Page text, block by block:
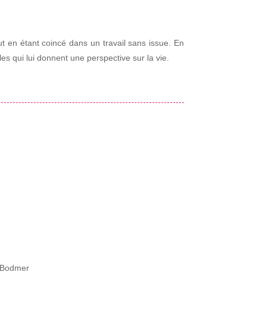
en étant coincé dans un travail sans issue. En
qui lui donnent une perspective sur la vie.